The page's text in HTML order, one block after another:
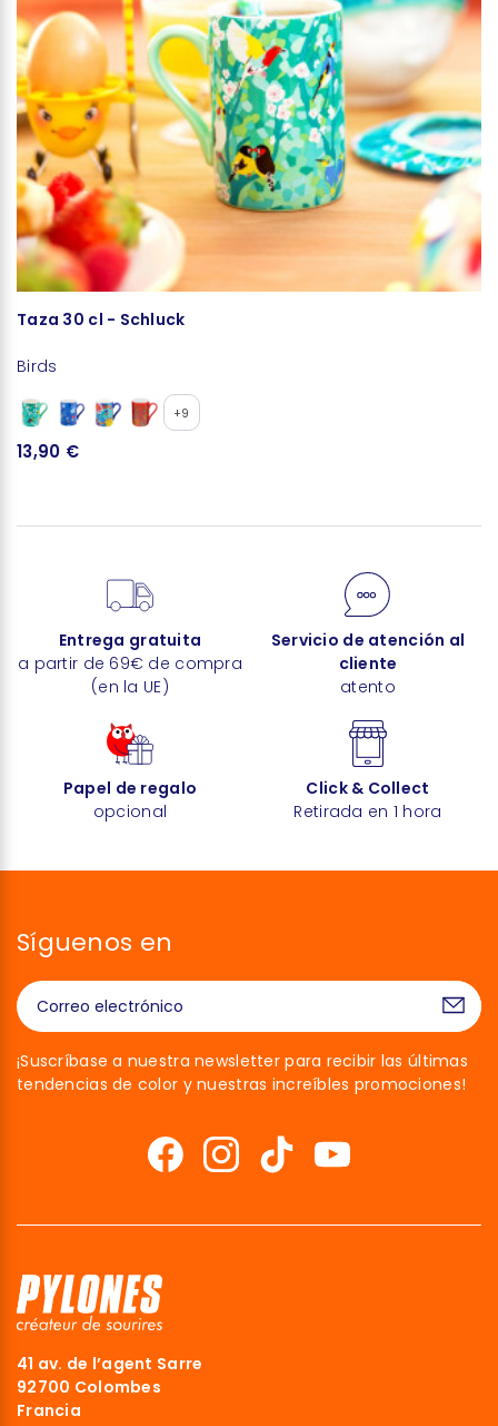
Taza 30 cl - Schluck
Birds
+9
13,90 €
Entrega gratuita
a partir de 69€ de compra
(en la UE)
Servicio de atención al
cliente
atento
Papel de regalo
opcional
Click & Collect
Retirada en 1 hora
Síguenos en
¡Suscríbase a nuestra newsletter para recibir las últimas
tendencias de color y nuestras increíbles promociones!
41 av. de l’agent Sarre
92700 Colombes
Francia